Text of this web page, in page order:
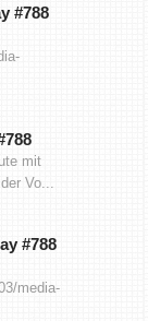
#788
mit
Vo...
#788
media-